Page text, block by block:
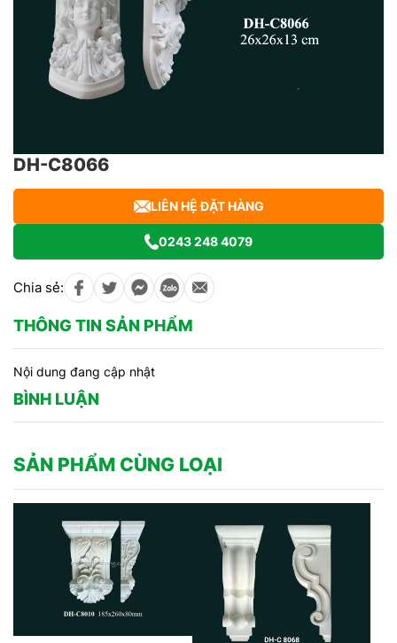
DH-C8066
LIÊN HỆ ĐẶT HÀNG
0243 248 4079
Chia sẻ:
THÔNG TIN SẢN PHẨM
Nội dung đang cập nhật
BÌNH LUẬN
SẢN PHẨM CÙNG LOẠI